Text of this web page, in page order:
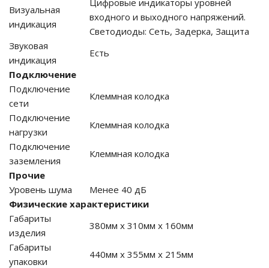
установки
"Фалина"
Визуальная
индикация
Цифровые индикаторы уровней
входного и выходного напряжений.
Светодиоды: Сеть, Задерка, Защита
Звуковая
индикация
Есть
Подключение
Подключение
сети
Клеммная колодка
Подключение
нагрузки
Клеммная колодка
Подключение
заземления
Клеммная колодка
Прочие
Уровень шума
Менее 40 дБ
Физические характеристики
Габариты
изделия
380мм х 310мм х 160мм
Габариты
упаковки
440мм х 355мм х 215мм